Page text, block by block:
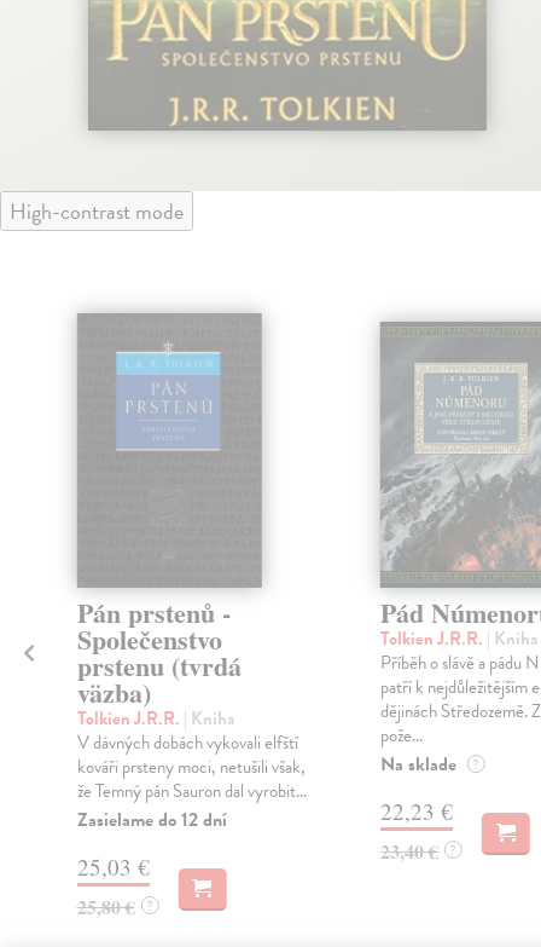
High-contrast mode
Pán prstenů -
Společenstvo
prstenu (tvrdá
väzba)
Tolkien J.R.R. | Kniha
V dávných dobách vykovali elfští
kováři prsteny moci, netušili však,
že Temný pán Sauron dal vyrobit...
Zasielame do 12 dní
25,03 €
25,80 € ?
Pád
Tolkien J.R.R. | Kniha
Příběh o slávě a pádu
patří k nejdůležitějším
dějinách Středozemě.
pože...
Na sklade ?
22,23 €
23,40 € ?